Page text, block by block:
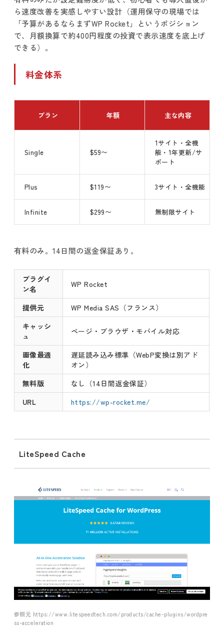
ら速度改善を実感しやすい設計（運用保守の現場では
「予算があるならまずWP Rocket」というポジション
で、月額換算で約400円程度の投資で表示速度を底上げ
できる）。
料金体系
プラン 年額 主な内容
Single $59〜
1サイト・全機
能・1年更新/サ
ポート
Plus $119〜 3サイト・全機能
Infinite $299〜 無制限サイト
有料のみ。14日間の返金保証あり。
プラグイ
ン名
WP Rocket
提供元
WP Media SAS（フランス）
キャッシ
ュ
ページ・ブラウザ・モバイル対応
画像最適
化
遅延読み込み標準（WebP変換は別アド
オン）
無料版
なし（14日間返金保証）
URL
https://wp-rocket.me/
LiteSpeed Cache
参照元 https://www.litespeedtech.com/products/cache-plugins/wordpre
ss-acceleration